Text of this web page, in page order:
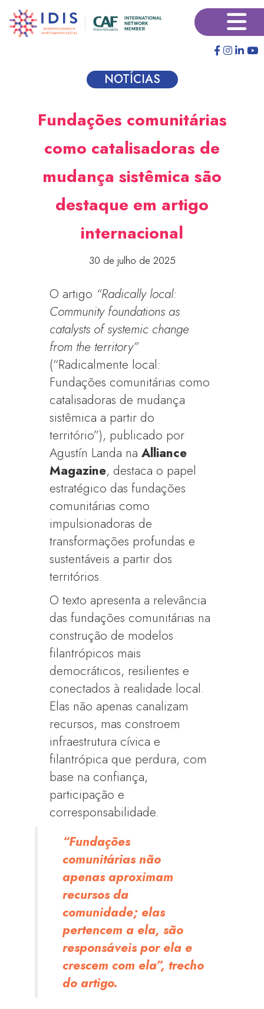
para
×
NOTÍCIAS
Fundações comunitárias
como catalisadoras de
mudança sistêmica são
destaque em artigo
internacional
30 de julho de 2025
O artigo “Radically local:
Community foundations as
catalysts of systemic change
from the territory”
(“Radicalmente local:
Fundações comunitárias como
catalisadoras de mudança
sistêmica a partir do
território”), publicado por
Agustín Landa naAlliance
Magazine, destaca o papel
estratégico das fundações
comunitárias como
impulsionadoras de
transformações profundas e
sustentáveis a partir dos
territórios.
O texto apresenta a relevância
das fundações comunitárias na
construção de modelos
filantrópicos mais
democráticos, resilientes e
conectados à realidade local.
Elas não apenas canalizam
recursos, mas constroem
infraestrutura cívica e
filantrópica que perdura, com
base na confiança,
participação e
corresponsabilidade.
“Fundações
comunitárias não
apenas aproximam
recursos da
comunidade; elas
pertencem a ela, são
responsáveis por ela e
crescem com ela”, trecho
do artigo.